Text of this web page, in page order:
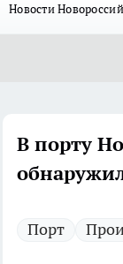
Новости
В порту
Порт